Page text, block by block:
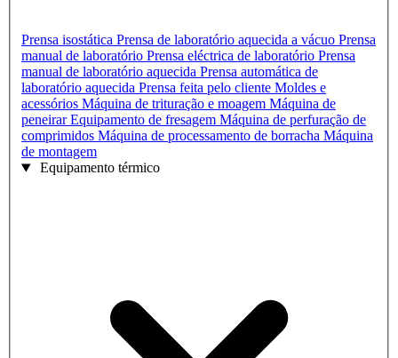
Prensa isostática Prensa de laboratório aquecida a vácuo Prensa
manual de laboratório Prensa eléctrica de laboratório Prensa
manual de laboratório aquecida Prensa automática de
laboratório aquecida Prensa feita pelo cliente Moldes e
acessórios Máquina de trituração e moagem Máquina de
peneirarEquipamento de fresagem Máquina de perfuração de
comprimidos Máquina de processamento de borracha Máquina
de montagem
Equipamento térmico